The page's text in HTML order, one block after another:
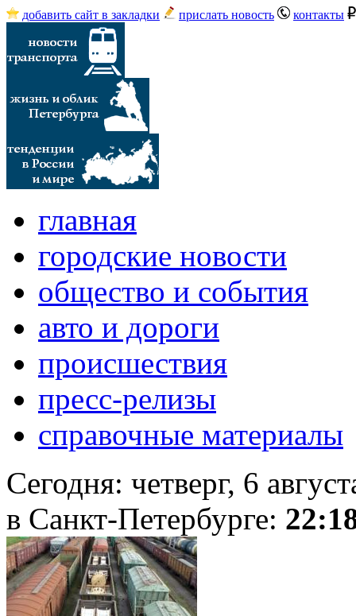
добавить сайт в закладки прислать новость контакты
главная
городские новости
общество и события
авто и дороги
происшествия
пресс-релизы
справочные материалы
Сегодня: четверг, 6
в Санкт-Петербурге: